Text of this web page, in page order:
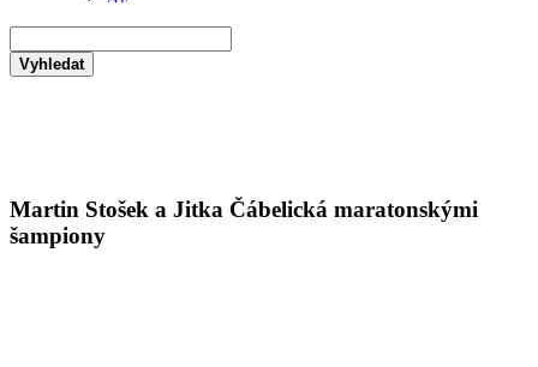
Vyhledat
Martin Stošek a Jitka Čábelická maratonskými
šampiony